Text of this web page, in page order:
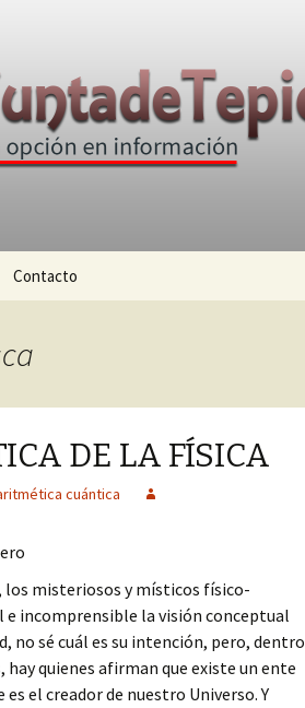
Contacto
DE LA FÍSICA
cuántica
los misteriosos y místicos físico-
incomprensible la visión conceptual
no sé cuál es su intención, pero, dentro
quienes afirman que existe un ente
el creador de nuestro Universo. Y